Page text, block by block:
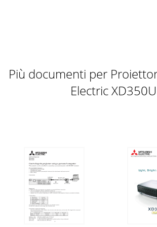
Più documenti per
Electric XD350U